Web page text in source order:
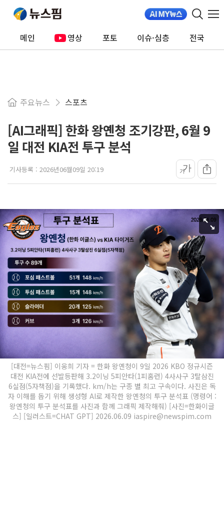
메인 영상 포토 이슈·심층 전국
주요뉴스 스포츠
[AI그래픽] 한화 왕옌청 조기강판, 6월 9
일 대전 KIA전 투구 분석
기사등록 : 2026년06월09일 20:19 가가
[대전=뉴스핌] 이웅희 기자 = 한화 왕옌청이 9일 2026 KBO 정규시즌
대전 KIA전에 선발등판해 3.2이닝 5피안타(1피홈런) 4사사구 3탈삼진
6실점(5자책점)을 기록했다. km/h는 구종 별 최고 구속이다. 사진은 독
자 이해를 돕기 위해 생성형 AI로 제작한 왕옌청의 투구 분석표 (명령어 :
왕옌청의 투구 분석표를 사진과 함께 그래픽 제작해줘) [사진=한화이글
스] [일러스트=CHAT GPT] 2026.06.09 iaspire@newspim.com